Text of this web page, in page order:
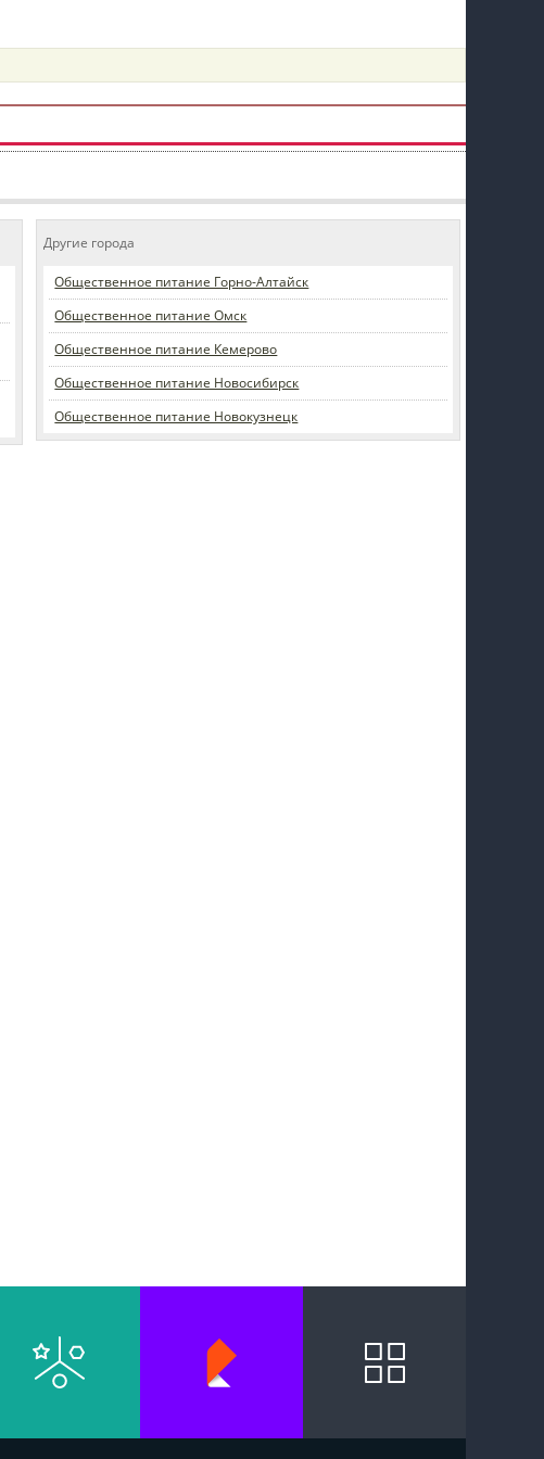
Другие города
Общественное питание Горно-Алтайск
Общественное питание Омск
Общественное питание Кемерово
Общественное питание Новосибирск
Общественное питание Новокузнецк